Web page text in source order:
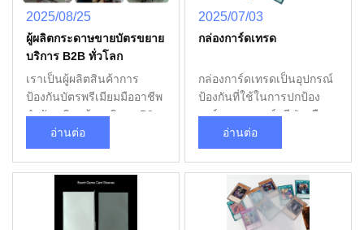
2025/08/25
ผู้ผลิตกระดาษขายบัตรขยาย
บริการ B2B ทั่วโลก
เราเป็นผู้ผลิตสินค้าการ
ป้องกันบัตรพรีเมียมมืออาชีพ
กําลังเสริมสร้างบริการ B2B
ทั่วโลก เพื่อตอบโจทย์ความ
ต้องการที่เพิ่มขึ้นจากผู้จํา
จัดพิมพ์เกมทั่วโลก. ในขณะ
ที่ตลาดการ์ดเทรดและเกมส์
โต๊ะยังคงขยายตัวอย่าง
อ่านต่อ
2025/07/03
กล่องการ์ดเทรด
กล่องการ์ดเทรดเป็นอุปกรณ์
ป้องกันที่ใช้ในการปกป้อง
การ์ดเทรด, การ์ดกีฬาหรือ
การ์ดสะสมอื่น ๆ โดยปกติ
จะทําจากพลาสติกและมี
การป้องกันฝุ่นและความ
ทนทานต่อการสกัดซึ่ง
สามารถขยายอายุการใช้
อ่านต่อ